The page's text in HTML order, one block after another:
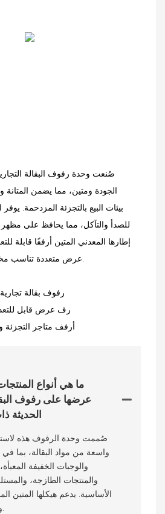
صُنعت وحدة رفوف البقالة
الجودة ومتين، مما يضمن المتانة
بيئات البيع بالتجزئة المزدحمة.
للصدأ والتآكل، مما يحافظ على
إطارها المعدني المتين أرففًا قابلة
عرض متعددة تناسب مختلف أحجام المنتجات.
◎ رفوف بقالة
◎ رف عرض قابل
◎ أرفف متاجر
ما هي أنواع
عرضها على رفوف
الحديثة
صُممت وحدة الرفوف هذه
واسعة من مواد البقالة، بما في
والوجبات الخفيفة
والمنتجات الطازجة،
الأساسية. يدعم هيكلها المتين
والثقيلة بكفاءة.